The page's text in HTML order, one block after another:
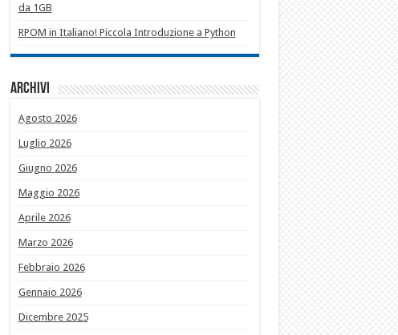
da 1GB
RPOM in Italiano! Piccola Introduzione a Python
Archivi
Agosto 2026
Luglio 2026
Giugno 2026
Maggio 2026
Aprile 2026
Marzo 2026
Febbraio 2026
Gennaio 2026
Dicembre 2025